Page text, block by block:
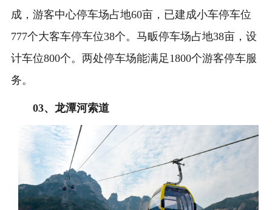
成，游客中心停车场占地60亩，已建成小车停车位
777个大客车停车位38个。马畈停车场占地38亩，设
计车位800个。两处停车场能满足1800个游客停车服
务。
03、 龙潭河索道